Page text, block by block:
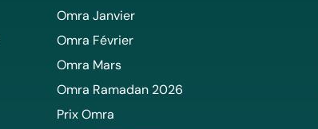
Omra Janvier
Omra Février
Omra Mars
Omra Ramadan 2026
Prix Omra